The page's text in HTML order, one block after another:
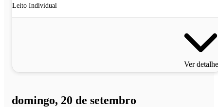
Leito Individual
Ver
domingo, 20 de setembro